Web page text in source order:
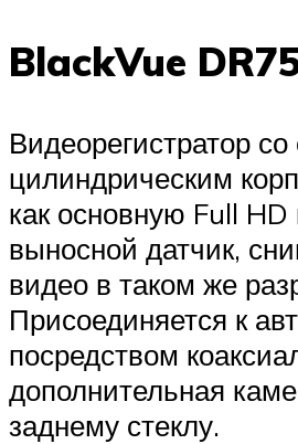
BlackVue
Видеорегистратор
цилиндрическим
как основную Full HD
выносной датчик,
видео в таком же
Присоединяется к
посредством
дополнительная
заднему стеклу.